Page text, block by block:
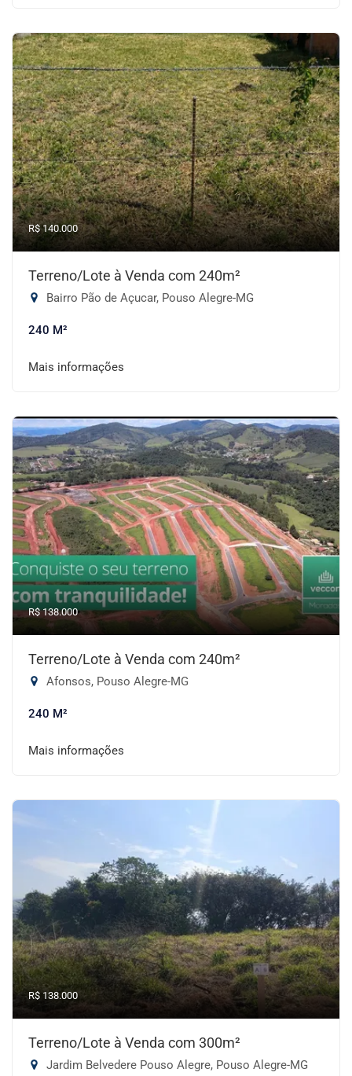
R$ 140.000
Terreno/Lote à Venda com 240m²
Bairro Pão de Açucar, Pouso Alegre-MG
240 M²
Mais informações
R$ 138.000
Terreno/Lote à Venda com 240m²
Afonsos, Pouso Alegre-MG
240 M²
Mais informações
R$ 138.000
Terreno/Lote à Venda com 300m²
Jardim Belvedere Pouso Alegre, Pouso Alegre-MG